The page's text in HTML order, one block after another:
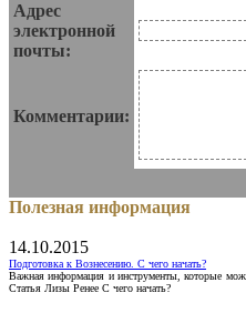
Адрес
электронной
почты:
Комментарии:
Полезная информация
14.10.2015
Подготовка к Вознесению. С чего начать?
Важная информация и инструменты, которые
Статья Лизы Ренее С чего начать?